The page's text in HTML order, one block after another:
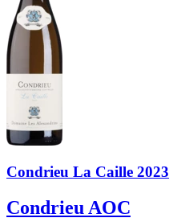
Condrieu La Caille 2023
Condrieu AOC